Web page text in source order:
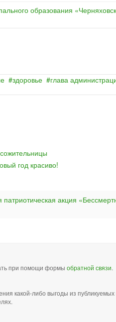
образования
здоровье глава
год красиво!
патриотическая акция
при помощи формы обратной связи.
какой-либо выгоды из